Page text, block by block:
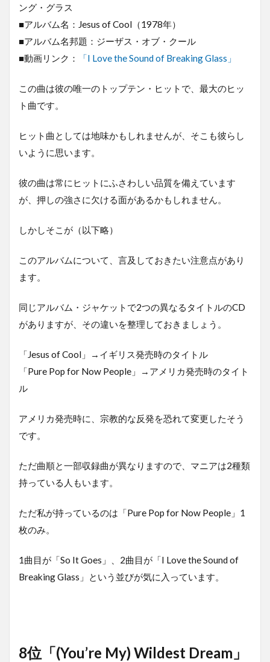
ング・グラス
■アルバム名：Jesus of Cool（1978年）
■アルバム名邦題：ジーザス・オブ・クール
■動画リンク：
「I Love the Sound of Breaking Glass」
この曲は彼の唯一のトップテン・ヒットで、最大のヒッ
ト曲です。
ヒット曲としては地味かもしれませんが、そこも彼らし
いように思います。
彼の曲は常にヒットにふさわしい品質を備えています
が、押しの強さに欠ける面があるかもしれません。
しかしそこが（以下略）
このアルバムについて、言及しておきたい注意点があり
ます。
同じアルバム・ジャケットで2つの異なるタイトルのCD
がありますが、その違いを整理しておきましょう。
「Jesus of Cool」→イギリス発売時のタイトル
「Pure Pop for Now People」→アメリカ発売時のタイト
ル
アメリカ発売時に、宗教的な反発を恐れて変更したそう
です。
ただ曲順と一部収録曲が異なりますので、マニアは2種類
持っている人もいます。
ただ私が持っているのは「Pure Pop for Now People」1
枚のみ。
1曲目が「So It Goes」、2曲目が「I Love the Sound of
Breaking Glass」という並びが気に入っています。
8位「(You’re My) Wildest Dream」